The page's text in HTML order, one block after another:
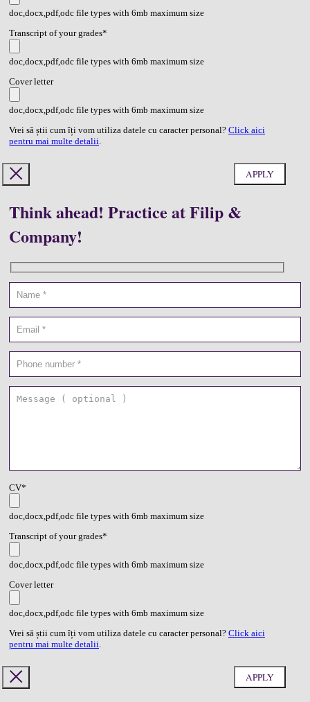
doc,docx,pdf,odc file types with 6mb maximum size
Transcript of your grades*
doc,docx,pdf,odc file types with 6mb maximum size
Cover letter
doc,docx,pdf,odc file types with 6mb maximum size
Vrei să știi cum îți vom utiliza datele cu caracter personal? Click aici
pentru mai multe detalii
Think ahead! Practice at Filip &
Company!
CV*
doc,docx,pdf,odc file types with 6mb maximum size
Transcript of your grades*
doc,docx,pdf,odc file types with 6mb maximum size
Cover letter
doc,docx,pdf,odc file types with 6mb maximum size
Vrei să știi cum îți vom utiliza datele cu caracter personal? Click aici
pentru mai multe detalii.